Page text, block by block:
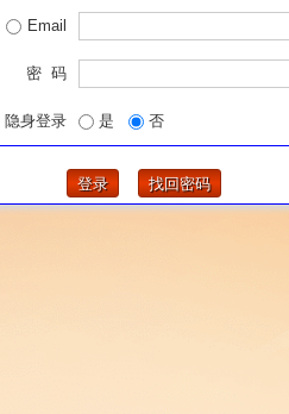
Email
密 码
隐身登录 是 否